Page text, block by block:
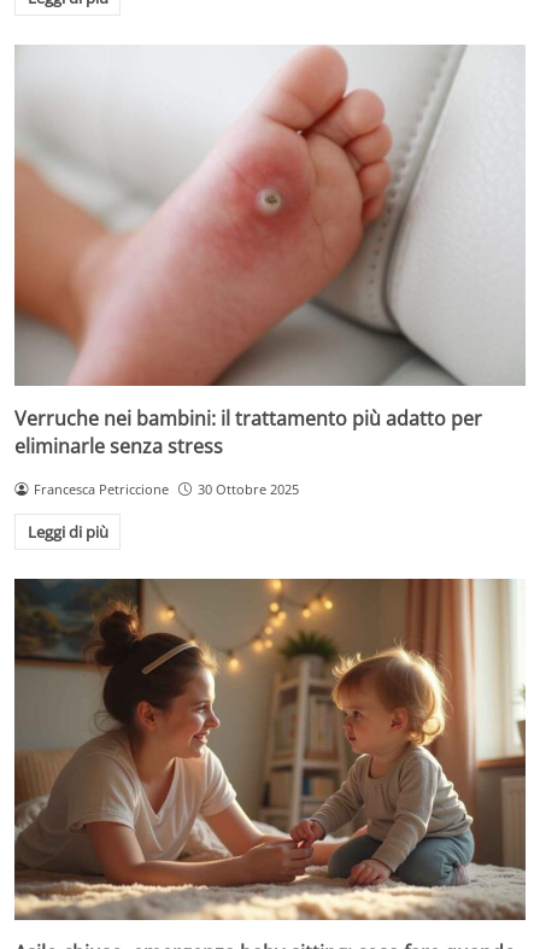
Verruche nei bambini: il trattamento più adatto per
eliminarle senza stress
Francesca Petriccione 30 Ottobre 2025
Leggi di più